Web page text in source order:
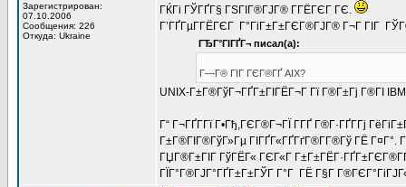
Зарегистрирован:
07.10.2006
Сообщения: 226
Откуда: Ukraine
ГЌГі ГЎГҐГ§ ГЅГІГ®ГЈГ® Г­ГЁГЄГ ГЄ.
Г’ГҐГµГ­ГЁГЄГ Г°ГіГ±Г±ГЄГ®ГЈГ® Г¬Г ГІГ
ГЂГ°ГІГҐГ¬ писал(а):
Г—Г® ГІГ ГЄГ®ГҐ AIX?
UNIX-Г±Г®ГўГ¬ГҐГ±ГІГЁГ¬Г Гї Г®Г±Гј Г®ГІ
Г“ Г¬ГҐГ­Гї Г•Гђ,ГЄГ®Г¬ГЇ Г­ГҐ Г®Г·ГҐГ­Гј
Г±Г®ГІГ®ГўГ»Гµ ГІГҐГ«ГҐГґГ®Г­Г®Гў ГЁ Г¤Г°.
ГЏГ®Г±ГІГ ГўГЁГ« ГЄГ«Г
ГЇГ°Г®ГЈГ°ГҐГ±Г±ГЎГ Г°Г ГЁ Г§Г